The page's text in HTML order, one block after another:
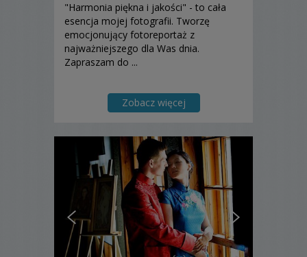
"Harmonia piękna i jakości" - to cała
esencja mojej fotografii. Tworzę
emocjonujący fotoreportaż z
najważniejszego dla Was dnia.
Zapraszam do ...
Zobacz więcej